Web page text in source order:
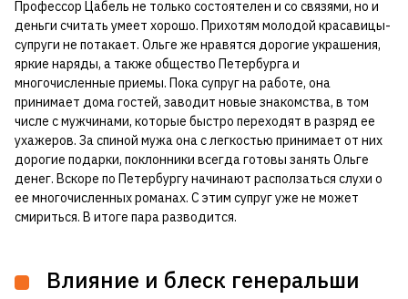
Профессор Цабель не только состоятелен и со связями, но и
деньги считать умеет хорошо. Прихотям молодой красавицы-
супруги не потакает. Ольге же нравятся дорогие украшения,
яркие наряды, а также общество Петербурга и
многочисленные приемы. Пока супруг на работе, она
принимает дома гостей, заводит новые знакомства, в том
числе с мужчинами, которые быстро переходят в разряд ее
ухажеров. За спиной мужа она с легкостью принимает от них
дорогие подарки, поклонники всегда готовы занять Ольге
денег. Вскоре по Петербургу начинают расползаться слухи о
ее многочисленных романах. С этим супруг уже не может
смириться. В итоге пара разводится.
Влияние и блеск генеральши